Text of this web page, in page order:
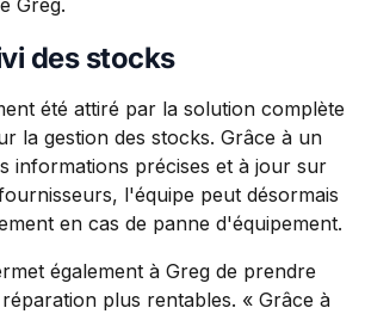
Greg.
des stocks
été attiré par la solution complète
la gestion des stocks. Grâce à un
informations précises et à jour sur
l'équipe peut désormais
en cas de panne d'équipement.
également à Greg de prendre
plus rentables. « Grâce à